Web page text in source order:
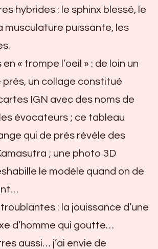
hybrides : le sphinx blessé, le
musculature puissante, les
« trompe l’oeil » : de loin un
près, un collage constitué
IGN avec des noms de
évocateurs ; ce tableau
qui de près révèle des
; une photo 3D
le modèle quand on de
: la jouissance d’une
d’homme qui goutte…
aussi… j’ai envie de